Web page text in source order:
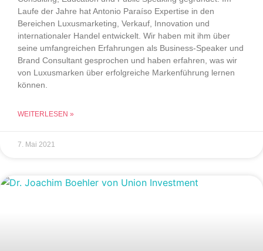
Laufe der Jahre hat Antonio Paraíso Expertise in den
Bereichen Luxusmarketing, Verkauf, Innovation und
internationaler Handel entwickelt. Wir haben mit ihm über
seine umfangreichen Erfahrungen als Business-Speaker und
Brand Consultant gesprochen und haben erfahren, was wir
von Luxusmarken über erfolgreiche Markenführung lernen
können.
WEITERLESEN »
7. Mai 2021